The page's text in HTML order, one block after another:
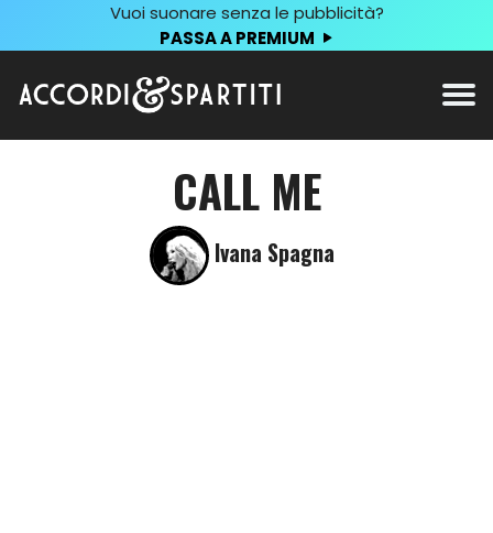
Vuoi suonare senza le pubblicità?
PASSA A PREMIUM
CALL ME
Ivana Spagna